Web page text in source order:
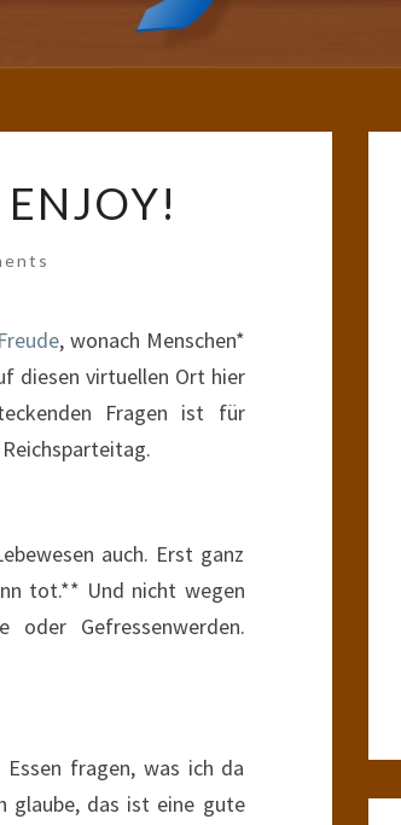
, wonach Menschen*
diesen virtuellen Ort hier
Fragen ist für
auch. Erst ganz
tot.** Und nicht wegen
oder Gefressenwerden.
fragen, was ich da
glaube, das ist eine gute